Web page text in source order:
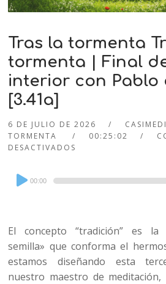
Tras la tormenta
tormenta | Final
interior con Pablo
[3.41a]
6 DE JULIO DE 2026
TORMENTA
00:25:02
DESACTIVADOS
Audio
Player
00:00
El concepto “tradición” es la
semilla» que conforma el
estamos diseñando esta
nuestro maestro de meditación,